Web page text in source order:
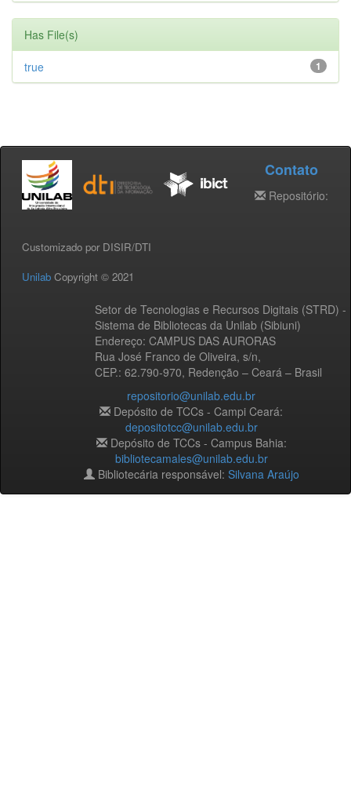
Has File(s)
1
true
Customizado por DISIR/DTI
Unilab Copyright © 2021
Setor de Tecnologias e Recursos Digitais (STRD) -
Sistema de Bibliotecas da Unilab (Sibiuni)
Endereço: CAMPUS DAS AURORAS
Rua José Franco de Oliveira, s/n,
CEP.: 62.790-970, Redenção – Ceará – Brasil
Contato
Repositório:
repositorio@unilab.edu.br
Depósito de TCCs - Campi Ceará:
depositotcc@unilab.edu.br
Depósito de TCCs - Campus Bahia:
bibliotecamales@unilab.edu.br
Bibliotecária responsável: Silvana Araújo